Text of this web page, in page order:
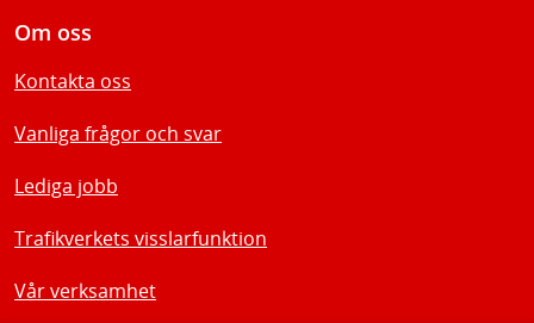
Om oss
Kontakta oss
Vanliga frågor och svar
Lediga jobb
Trafikverkets visslarfunktion
Vår verksamhet